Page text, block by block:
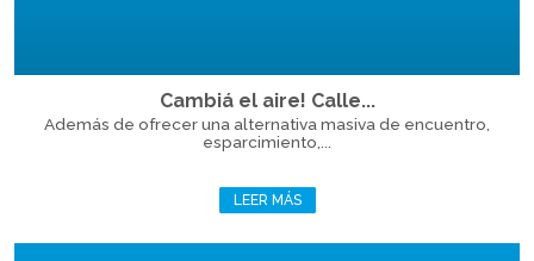
Cambiá el aire! Calle...
Además de ofrecer una alternativa masiva de encuentro,
esparcimiento,...
LEER MÁS